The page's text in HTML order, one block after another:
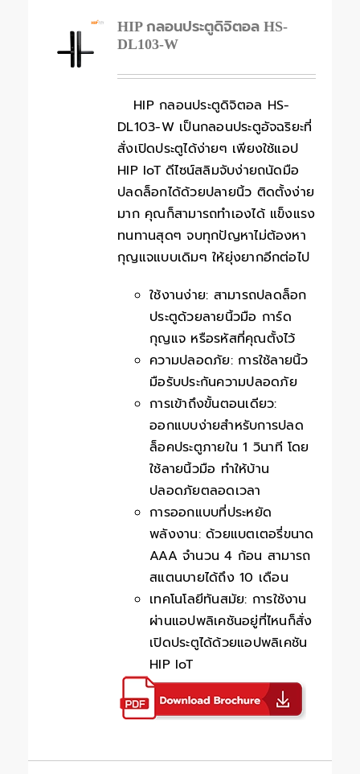
HIP กลอนประตูดิจิตอล HS-
DL103-W
HIP กลอนประตูดิจิตอล HS-
DL103-W เป็นกลอนประตูอัจฉริยะที่
สั่งเปิดประตูได้ง่ายๆ เพียงใช้แอป
HIP IoT ดีไซน์สลิมจับง่ายถนัดมือ
ปลดล็อกได้ด้วยปลายนิ้ว ติดตั้งง่าย
มาก คุณก็สามารถทำเองได้ แข็งแรง
ทนทานสุดๆ จบทุกปัญหาไม่ต้องหา
กุญแจแบบเดิมๆ ให้ยุ่งยากอีกต่อไป
ใช้งานง่าย: สามารถปลดล็อก
ประตูด้วยลายนิ้วมือ การ์ด
กุญแจ หรือรหัสที่คุณตั้งไว้
ความปลอดภัย: การใช้ลายนิ้ว
มือรับประกันความปลอดภัย
การเข้าถึงขั้นตอนเดียว:
ออกแบบง่ายสำหรับการปลด
ล็อคประตูภายใน 1 วินาที โดย
ใช้ลายนิ้วมือ ทำให้บ้าน
ปลอดภัยตลอดเวลา
การออกแบบที่ประหยัด
พลังงาน: ด้วยแบตเตอรี่ขนาด
AAA จำนวน 4 ก้อน สามารถ
สแตนบายได้ถึง 10 เดือน
เทคโนโลยีทันสมัย: การใช้งาน
ผ่านแอปพลิเคชันอยู่ที่ไหนก็สั่ง
เปิดประตูได้ด้วยแอปพลิเคชัน
HIP IoT